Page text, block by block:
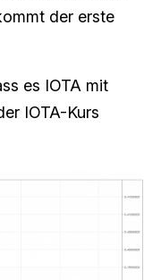
der erste
es IOTA mit
IOTA-Kurs